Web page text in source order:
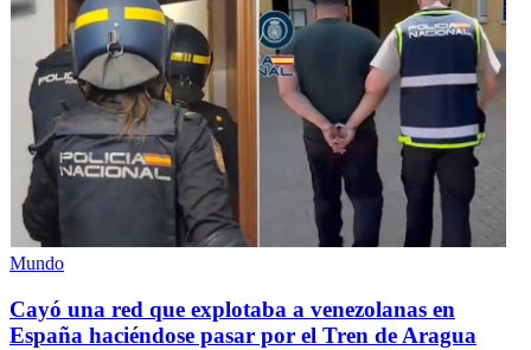
Mundo
Cayó una red que explotaba a venezolanas en
España haciéndose pasar por el Tren de Aragua